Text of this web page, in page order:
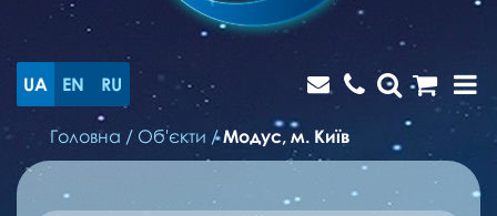
UA EN RU
Головна / Об'єкти /Модус, м. Київ